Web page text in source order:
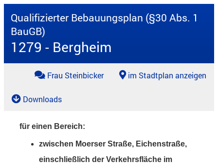
Qualifizierter Bebauungsplan (§30 Abs. 1
BauGB)
1279 - Bergheim
im Stadtplan anzeigen
Frau Steinbicker
Downloads
für einen Bereich:
zwischen Moerser Straße, Eichenstraße,
einschließlich der Verkehrsfläche im